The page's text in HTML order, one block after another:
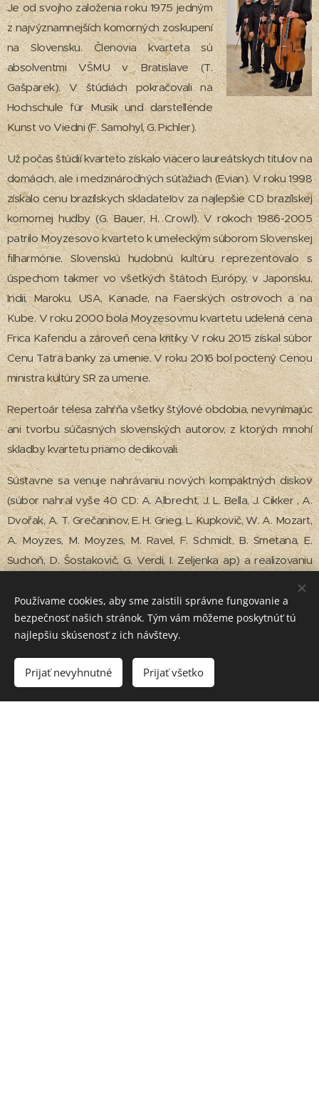
Je od svojho založenia roku 1975 jedným
z najvýznamnejších komorných zoskupení
na Slovensku. Členovia kvarteta sú
absolventmi VŠMU v Bratislave (T.
Gašparek). V štúdiách pokračovali na
Hochschule für Musik und darstellende
Kunst vo Viedni (F. Samohyl, G. Pichler).
Už počas štúdií kvarteto získalo viacero laureátskych titulov na
domácich, ale i medzinárodných súťažiach (Evian). V roku 1998
získalo cenu brazílskych skladateľov za najlepšie CD brazílskej
komornej hudby (G. Bauer, H. Crowl). V rokoch 1986-2005
patrilo Moyzesovo kvarteto k umeleckým súborom Slovenskej
filharmónie. Slovenskú hudobnú kultúru reprezentovalo s
úspechom takmer vo všetkých štátoch Európy, v Japonsku,
Indii, Maroku, USA, Kanade, na Faerských ostrovoch a na
Kube. V roku 2000 bola Moyzesovmu kvartetu udelená cena
Frica Kafendu a zároveň cena kritiky. V roku 2015 získal súbor
Cenu Tatra banky za umenie. V roku 2016 bol poctený Cenou
ministra kultúry SR za umenie.
Repertoár telesa zahŕňa všetky štýlové obdobia, nevynímajúc
ani tvorbu súčasných slovenských autorov, z ktorých mnohí
skladby kvartetu priamo dedikovali.
Sústavne sa venuje nahrávaniu nových kompaktných diskov
(súbor nahral vyše 40 CD: A. Albrecht, J. L. Bella, J. Cikker , A.
Dvořak, A. T. Grečaninov, E. H. Grieg, L. Kupkovič, W. A. Mozart,
A. Moyzes, M. Moyzes, M. Ravel, F. Schmidt, B. Smetana, E.
Suchoň, D. Šostakovič, G. Verdi, I. Zeljenka ap) a realizovaniu
spoločnosti. Svoje posledné CD nahralo kvarteto v roku 2015
pre Hudobný fond s dielami A. Moyzesa, J. Cikkera, L. Burlasa,
D. Martinčeka a R. Bergera.
V priebehu posledných rokov vystúpilo kvarteto na
festivaloch Bratislavské hudobné slávnosti, Melos-Étos,
Používame cookies, aby sme zaistili správne fungovanie a
bezpečnosť našich stránok. Tým vám môžeme poskytnúť tú
najlepšiu skúsenosť z ich návštevy.
Prijať nevyhnutné Prijať všetko